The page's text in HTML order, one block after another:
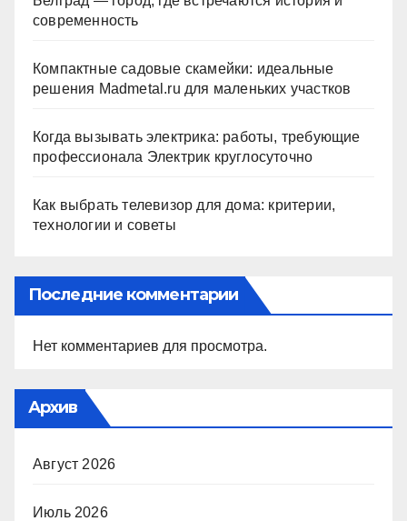
современность
Компактные садовые скамейки: идеальные
решения Madmetal.ru для маленьких участков
Когда вызывать электрика: работы, требующие
профессионала Электрик круглосуточно
Как выбрать телевизор для дома: критерии,
технологии и советы
Последние комментарии
Нет комментариев для просмотра.
Архив
Август 2026
Июль 2026